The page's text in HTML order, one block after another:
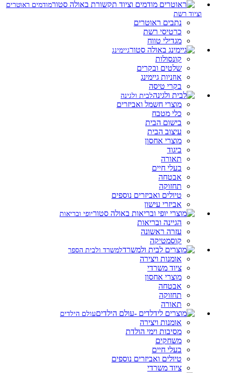
מודמים ראוטרים
וציוד רשת
נתבים ראוטרים
כרטיסי רשת
מגדילי טווח
גיימינג
קונסולות
שלטים ובקרים
אוזניות גיימינג
בקרי טיסה
לבית ולגינה
מוצרי חשמל ואביזרים
כלי מטבח
בישום הבית
עיצוב הבית
מוצרי אחסון
ביגוד
תאורה
בעלי חיים
אבטחה
תחזוקה
טיולים ואביזרים נוספים
אביזרי עישון
יופי ובריאות
הגיינה ובריאות
עזרה ראשונה
קוסמטיקה
למשרד ולבית הספר
אומנות ויצירה
ציוד משרדי
מוצרי אחסון
אבטחה
תחזוקה
תאורה
עולם הילדים
אומנות ויצירה
מסיבות וימי הולדת
משחקים
בעלי חיים
טיולים ואביזרים נוספים
ציוד משרדי